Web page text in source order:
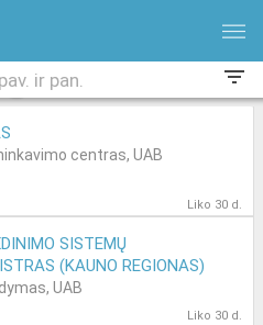
bars
filter_list
centras, UAB
Liko 30 d.
SISTEMŲ
(KAUNO REGIONAS)
UAB
Liko 30 d.